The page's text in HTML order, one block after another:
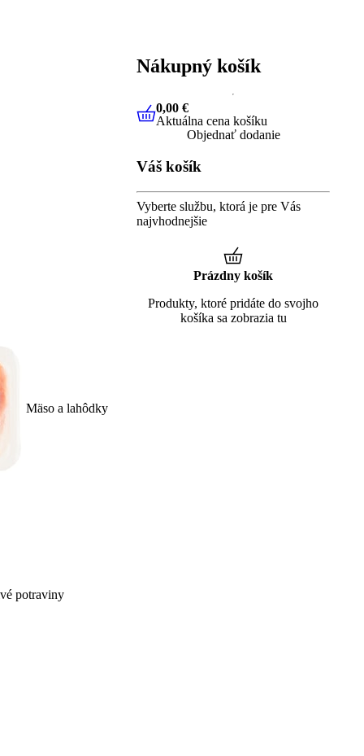
Mäso a lahôdky
potraviny
Nákupný košík
0,00 €Aktuálna cena košíku
0,00 €
Aktuálna cena košíku
Objednať dodanie
Váš košík
Vyberte službu, ktorá je pre Vás
najvhodnejšie
Prázdny košík
Produkty, ktoré pridáte do svojho
košíka sa zobrazia tu